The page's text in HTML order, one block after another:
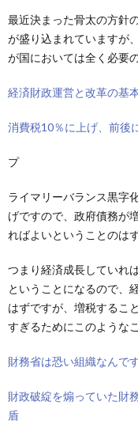
最近決まった骨太の方針
が盛り込まれていますが
が国においては全く必要
経済財政運営と改革の基
消費税10％に上げ、前
プ
ライマリーバランス黒字
げですので、政府債務が
ればよいということのはず
つまり経済成長していれ
ということになるので、
はずですが、増税するこ
すぎるためにこのような
財務省は恐い組織なんで
財政破綻を煽っていた財
盾